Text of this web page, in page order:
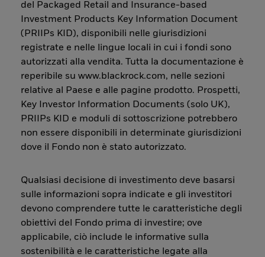
del Packaged Retail and Insurance-based
Investment Products Key Information Document
(PRIIPs KID), disponibili nelle giurisdizioni
registrate e nelle lingue locali in cui i fondi sono
autorizzati alla vendita. Tutta la documentazione è
reperibile su www.blackrock.com, nelle sezioni
relative al Paese e alle pagine prodotto. Prospetti,
Key Investor Information Documents (solo UK),
PRIIPs KID e moduli di sottoscrizione potrebbero
non essere disponibili in determinate giurisdizioni
dove il Fondo non è stato autorizzato.
Qualsiasi decisione di investimento deve basarsi
sulle informazioni sopra indicate e gli investitori
devono comprendere tutte le caratteristiche degli
obiettivi del Fondo prima di investire; ove
applicabile, ciò include le informative sulla
sostenibilità e le caratteristiche legate alla